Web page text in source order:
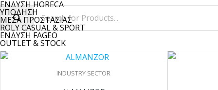
ΕΝΔΥΣΗ HORECA
ΥΠΟΔΗΣΗ
ΜΕΣΑ ΠΡΟΣΤΑΣΙΑΣ
ROLY CASUAL & SPORT
ΕΝΔΥΣΗ FAGEO
OUTLET & STOCK
INDUSTRY SECTOR